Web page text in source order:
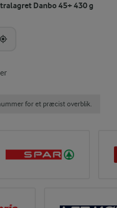
Danbo 45+ 430 g
for et præcist overblik.